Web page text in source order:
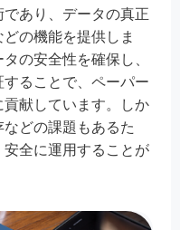
あり、データの真正
の機能を提供しま
の安全性を確保し、
ることで、ペーパー
献しています。しか
どの課題もあるた
全に運用することが